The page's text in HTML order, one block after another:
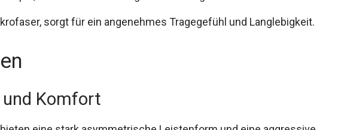
sorgt für ein angenehmes Tragegefühl und Langlebigkeit.
Komfort
bieten eine stark asymmetrische Leistenform und eine aggressive